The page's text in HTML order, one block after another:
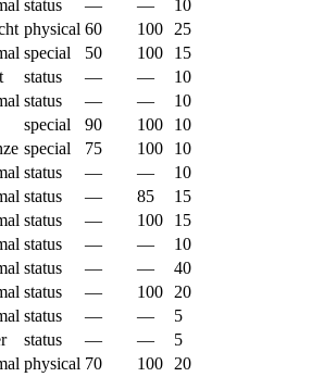
status — —
10
physical 60 100
25
special 50 100
15
status — —
10
status — —
10
special 90 100
10
special 75 100
10
status — —
10
status — 85
15
status — 100
15
status — —
10
status — —
40
status — 100
20
status — —
5
status — —
5
physical 70 100
20